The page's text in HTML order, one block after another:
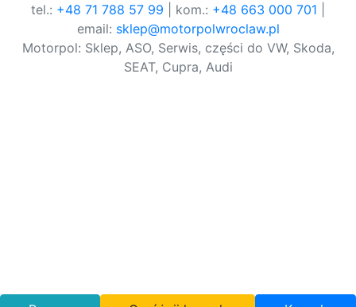
tel.: +48 71 788 57 99 | kom.: +48 663 000 701
email: sklep@motorpolwroclaw.pl
Motorpol: Sklep, ASO, Serwis, części do VW, Skoda,
SEAT, Cupra, Audi